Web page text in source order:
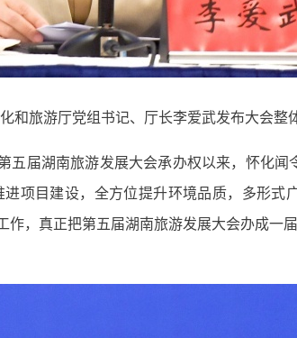
和旅游厅党组书记、厅长李爱武发布大会整
届湖南旅游发展大会承办权以来，怀化
项目建设，全方位提升环境品质，多形式
，真正把第五届湖南旅游发展大会办成一